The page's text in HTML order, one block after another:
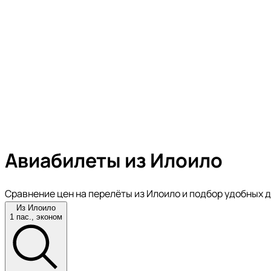
Авиабилеты из Илоило
Сравнение цен на перелёты из Илоило и подбор удобных
Из Илоило
1 пас., эконом